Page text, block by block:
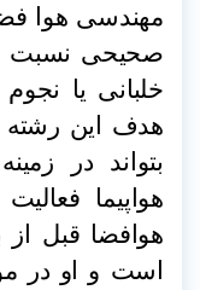
مهندسی هوا
صحیحی نسبت
خلبانی یا
هدف این
بتواند در
هواپیما
هوافضا قبل از
است و او در